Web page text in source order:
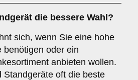
die bessere Wahl?
sich, wenn Sie eine hohe
benötigen oder ein
anbieten wollen.
Standgeräte oft die beste